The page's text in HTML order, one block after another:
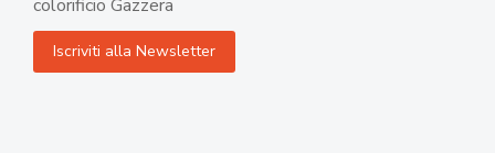
colorificio Gazzera